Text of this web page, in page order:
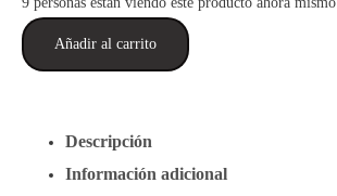
Termo
Twistshake
cantidad
Añadir al carrito
Descripción
Información adicional